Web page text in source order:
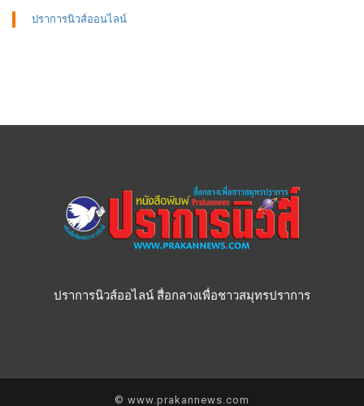
ปราการนิวส์ออนไลน์
ปราการนิวส์ออไลน์ สื่อกลางเพื่อชาวสมุทรปราการ
© www.prakannews.com